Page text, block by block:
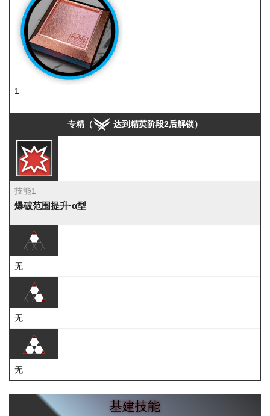
1
专精（ 达到精英阶段2后解锁）
技能1
爆破范围提升·α型
无
无
无
基建技能